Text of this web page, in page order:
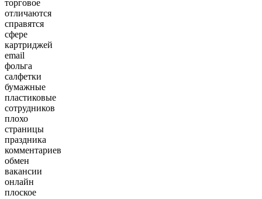
торговое
отличаются
справятся
сфере
картриджей
email
фольга
салфетки
бумажные
пластиковые
сотрудников
плохо
страницы
праздника
комментариев
обмен
вакансии
онлайн
плоское